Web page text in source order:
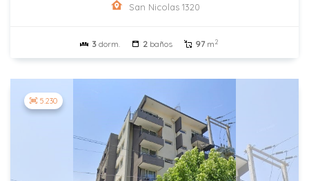
San Nicolas 1320
3 dorm. 2 baños 97m2
5.230